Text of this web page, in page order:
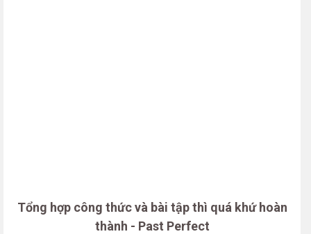
Tổng hợp công thức và bài tập thì quá khứ hoàn
thành - Past Perfect